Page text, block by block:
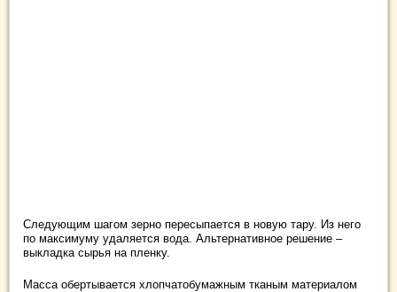
Следующим шагом зерно пересыпается в новую тару. Из него
по максимуму удаляется вода. Альтернативное решение –
выкладка сырья на пленку.
Масса обертывается хлопчатобумажным тканым материалом